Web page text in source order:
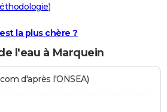
)
la plus chère ?
l'eau à Marquein
d'après l'ONSEA)